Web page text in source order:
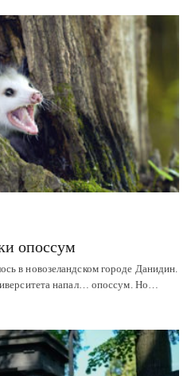
опоссум
в новозеландском городе Данидин.
напал… опоссум. Но…